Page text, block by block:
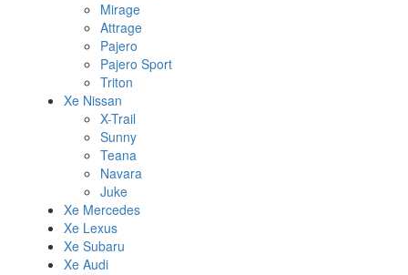
Mirage
Attrage
Pajero
Pajero Sport
Triton
Xe Nissan
X-Trail
Sunny
Teana
Navara
Juke
Xe Mercedes
Xe Lexus
Xe Subaru
Xe Audi